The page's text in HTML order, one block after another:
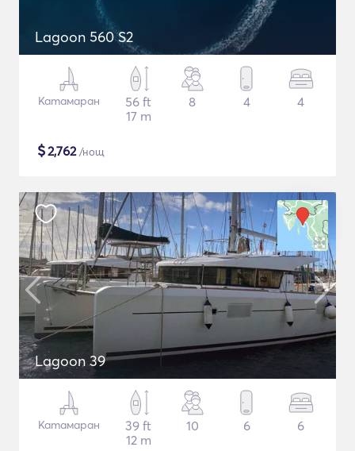
Lagoon 560 S2
Катамаран
56 ft
17 m
8 4 4
$2,762/нощ
Lagoon 39
Катамаран
39 ft
12 m
10 6 6